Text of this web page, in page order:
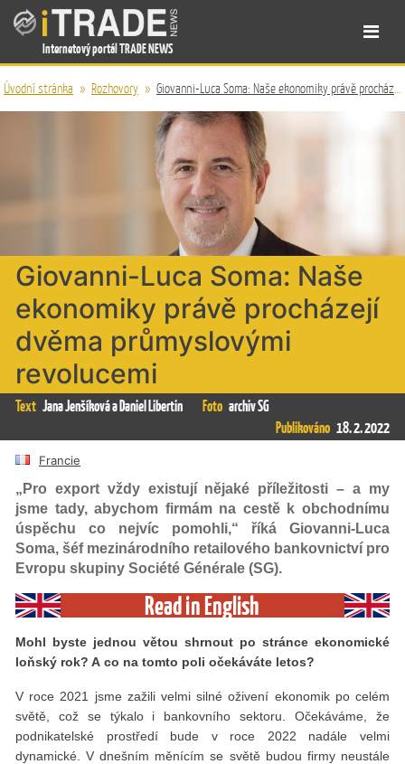
Internetový portál TRADE NEWS
Úvodní stránka » Rozhovory » Giovanni-Luca Soma: Naše ekonomiky právě procházejí dvěma průmyslovými revolucemi
Giovanni-Luca Soma: Naše
ekonomiky právě procházejí
dvěma průmyslovými
revolucemi
Text Jana Jenšíková a Daniel Libertin Foto archiv SG
Publikováno 18. 2. 2022
Francie
„Pro export vždy existují nějaké příležitosti – a my
jsme tady, abychom firmám na cestě k obchodnímu
úspěchu co nejvíc pomohli,“ říká Giovanni-Luca
Soma, šéf mezinárodního retailového bankovnictví pro
Evropu skupiny Société Générale (SG).
Read in English
Mohl byste jednou větou shrnout po stránce ekonomické
loňský rok? A co na tomto poli očekáváte letos?
V roce 2021 jsme zažili velmi silné oživení ekonomik po celém
světě, což se týkalo i bankovního sektoru. Očekáváme, že
podnikatelské prostředí bude v roce 2022 nadále velmi
dynamické. V dnešním měnícím se světě budou firmy neustále